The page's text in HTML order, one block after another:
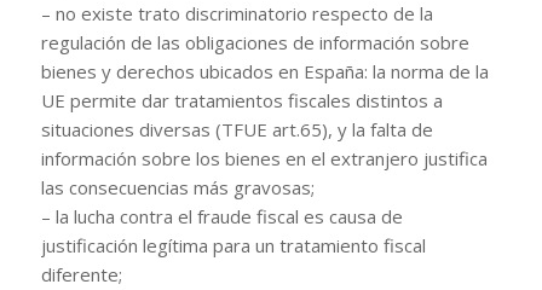
– no existe trato discriminatorio respecto de la
regulación de las obligaciones de información sobre
bienes y derechos ubicados en España: la norma de la
UE permite dar tratamientos fiscales distintos a
situaciones diversas (TFUE art.65), y la falta de
información sobre los bienes en el extranjero justifica
las consecuencias más gravosas;
– la lucha contra el fraude fiscal es causa de
justificación legítima para un tratamiento fiscal
diferente;